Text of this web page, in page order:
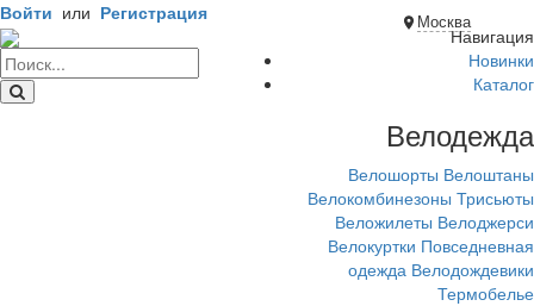
Москва
Войти или Регистрация
Навигация
Новинки
Каталог
Велодежда
Велошорты Велоштаны
Велокомбинезоны Трисьюты
Веложилеты Велоджерси
Велокуртки Повседневная
одежда Велодождевики
Термобелье